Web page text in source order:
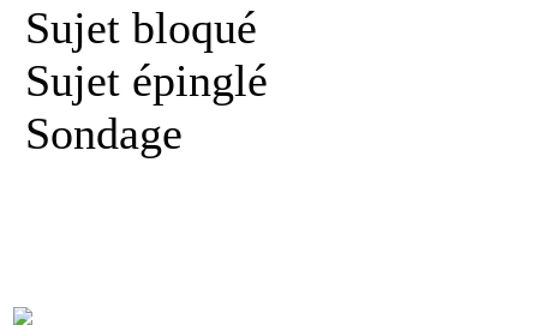
Sujet bloqué
Sujet épinglé
Sondage